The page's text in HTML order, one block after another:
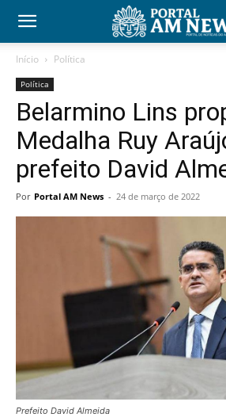
Início Política
Política
Belarmino Lins
Medalha Ruy
prefeito David
Por Portal AM News - 24 de março de 2022
Prefeito David Almeida